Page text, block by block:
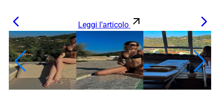
Leggi l’articolo